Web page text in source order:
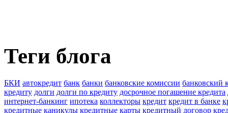
Теги блога
БКИ автокредит банк банки банковские комиссии банковский
кредиту долги долги по кредиту досрочное погашение кредита
интернет-банкинг ипотека коллекторы кредит кредит в банке
кредитные каникулы кредитные карты кредитный договор